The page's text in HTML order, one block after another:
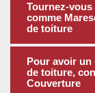
Tournez-
comme
de toiture
Pour avoir
de toiture,
Couverture